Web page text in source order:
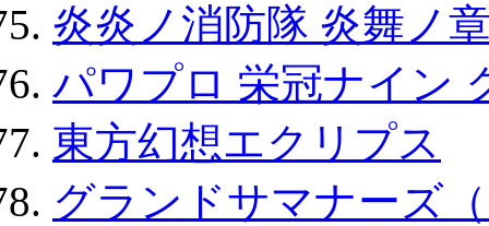
炎炎ノ消防隊 炎舞ノ
パワプロ 栄冠ナイン
東方幻想エクリプス
グランドサマナーズ